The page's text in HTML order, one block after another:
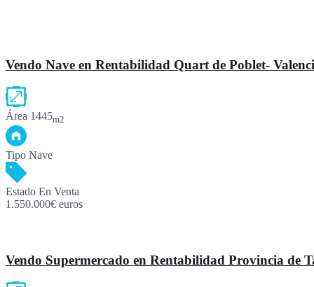
Vendo Nave en Rentabilidad Quart de Poblet-
Área 1445m2
Tipo Nave
Estado En Venta
1.550.000€ euros
Vendo Supermercado en Rentabilidad Provincia de